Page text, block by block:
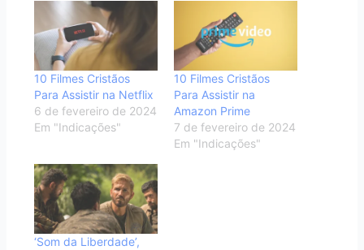
10 Filmes Cristãos
Para Assistir na Netflix
6 de fevereiro de 2024
Em "Indicações"
10 Filmes Cristãos
Para Assistir na
Amazon Prime
7 de fevereiro de 2024
Em "Indicações"
‘Som da Liberdade’,